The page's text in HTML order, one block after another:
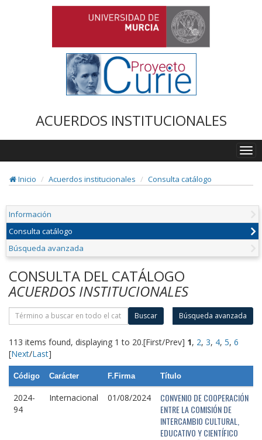
ACUERDOS INSTITUCIONALES
Inicio
Acuerdos institucionales Consulta catálogo
Información
Consulta catálogo
Búsqueda avanzada
CONSULTA DEL CATÁLOGO
ACUERDOS INSTITUCIONALES
Buscar Búsqueda avanzada
113 items found, displaying 1 to 20.[First/Prev] 1, 2, 3, 4, 5, 6
[Next/Last]
Código Carácter F.Firma Título
2024-
94
Internacional 01/08/2024
CONVENIO DE COOPERACIÓN
ENTRE LA COMISIÓN DE
INTERCAMBIO CULTURAL,
EDUCATIVO Y CIENTÍFICO